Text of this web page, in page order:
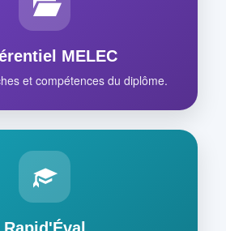
MELEC
et compétences du diplôme.